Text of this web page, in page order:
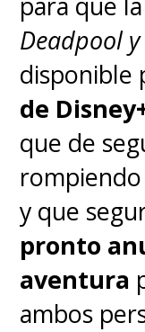
Deadpool
disponible
de
que de
y que
pronto
aventura
ambos